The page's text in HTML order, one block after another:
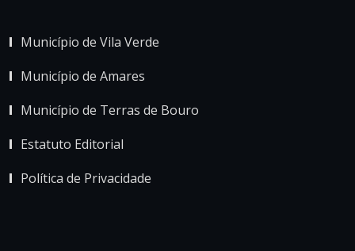
Município de Vila Verde
Município de Amares
Município de Terras de Bouro
Estatuto Editorial
Política de Privacidade